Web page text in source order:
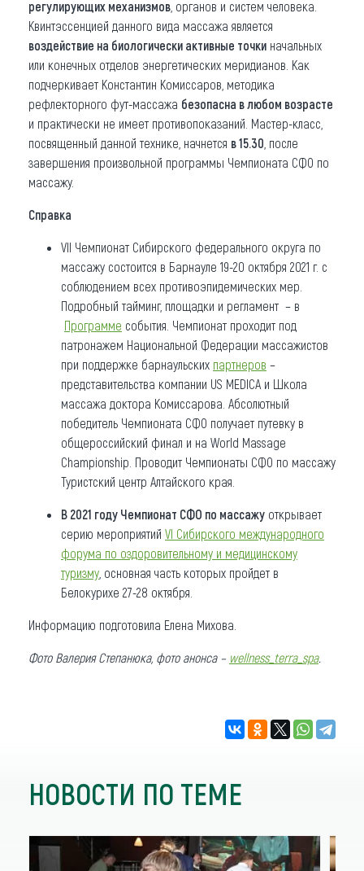
регулирующих механизмов , органов и систем человека.
Квинтэссенцией данного вида массажа является
воздействие на биологически активные точки начальных
или конечных отделов энергетических меридианов. Как
подчеркивает Константин Комиссаров, методика
рефлекторного фут-массажа безопасна в любом возрасте
и практически не имеет противопоказаний. Мастер-класс,
посвященный данной технике, начнется в 15.30 , после
завершения произвольной программы Чемпионата СФО по
массажу.
Справка
VII Чемпионат Сибирского федерального округа по
массажу состоится в Барнауле 19-20 октября 2021 г. с
соблюдением всех противоэпидемических мер.
Подробный тайминг, площадки и регламент – в
Программе события. Чемпионат проходит под
патронажем Национальной Федерации массажистов
при поддержке барнаульских партнеров –
представительства компании US MEDICA и Школа
массажа доктора Комиссарова. Абсолютный
победитель Чемпионата СФО получает путевку в
общероссийский финал и на World Massage
Championship. Проводит Чемпионаты СФО по массажу
Туристский центр Алтайского края.
В 2021 году Чемпионат СФО по массажу открывает
серию мероприятий VI Сибирского международного
форума по оздоровительному и медицинскому
туризму , основная часть которых пройдет в
Белокурихе 27-28 октября.
Информацию подготовила Елена Михова.
Фото Валерия Степанюка, фото анонса – wellness_terra_spa.
НОВОСТИ ПО ТЕМЕ